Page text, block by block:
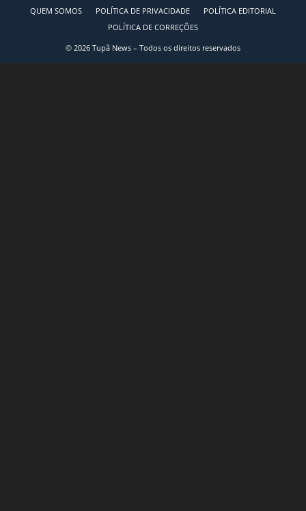
QUEM SOMOS POLÍTICA DE PRIVACIDADE
POLÍTICA EDITORIAL
POLÍTICA DE CORREÇÕES
© 2026 Tupã News – Todos os direitos reservados